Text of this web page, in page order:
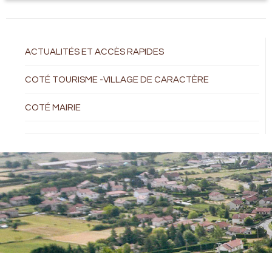
ACTUALITÉS ET ACCÈS RAPIDES
COTÉ TOURISME -VILLAGE DE CARACTÈRE
COTÉ MAIRIE